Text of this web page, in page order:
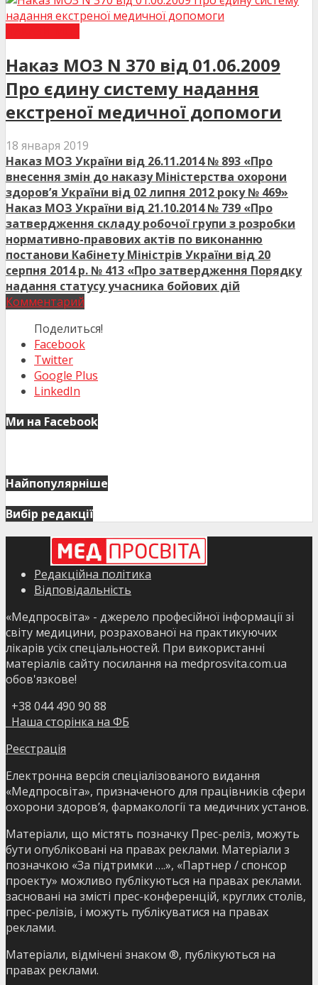
Наказ МОЗ N 370 від 01.06.2009
Про єдину систему надання
екстреної медичної допомоги
18 января 2019
Наказ МОЗ України від 26.11.2014 № 893 «Про
внесення змін до наказу Міністерства охорони
здоров’я України від 02 липня 2012 року № 469»
Наказ МОЗ України від 21.10.2014 № 739 «Про
затвердження складу робочої групи з розробки
нормативно-правових актів по виконанню
постанови Кабінету Міністрів України від 20
серпня 2014 р. № 413 «Про затвердження Порядку
надання статусу учасника бойових дій
Комментарий
Поделиться!
Facebook
Twitter
Google Plus
LinkedIn
Ми на Facebook
Найпопулярніше
Вибір редакції
Редакційна політика
Відповідальність
«Медпросвіта» - джерело професійної інформації зі
світу медицини, розрахованої на практикуючих
лікарів усіх спеціальностей. При використанні
матеріалів сайту посилання на medprosvita.com.ua
обов'язкове!
+38 044 490 90 88
Наша сторінка на ФБ
Реєстрація
Електронна версія спеціалізованого видання
«Медпросвіта», призначеного для працівників сфери
охорони здоров’я, фармакології та медичних установ.
Матеріали, що містять позначку Прес-реліз, можуть
бути опубліковані на правах реклами. Матеріали з
позначкою «За підтримки ….», «Партнер / спонсор
проекту» можливо публікуються на правах реклами.
засновані на змісті прес-конференцій, круглих столів,
прес-релізів, і можуть публікуватися на правах
реклами.
Матеріали, відмічені знаком ®, публікуються на
правах реклами.